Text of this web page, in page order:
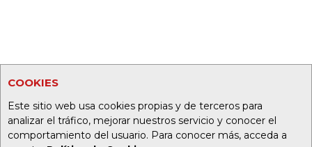
COOKIES
Este sitio web usa cookies propias y de terceros para
analizar el tráfico, mejorar nuestros servicio y conocer el
comportamiento del usuario. Para conocer más, acceda a